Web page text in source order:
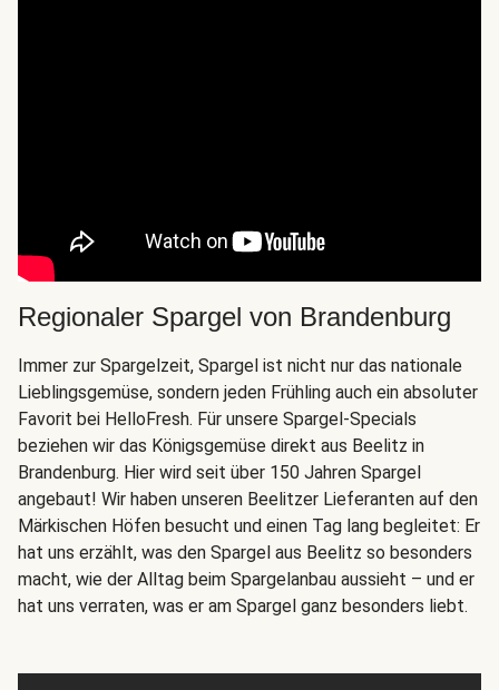
Regionaler Spargel von Brandenburg
Immer zur Spargelzeit, Spargel ist nicht nur das nationale
Lieblingsgemüse, sondern jeden Frühling auch ein absoluter
Favorit bei HelloFresh. Für unsere Spargel-Specials
beziehen wir das Königsgemüse direkt aus Beelitz in
Brandenburg. Hier wird seit über 150 Jahren Spargel
angebaut! Wir haben unseren Beelitzer Lieferanten auf den
Märkischen Höfen besucht und einen Tag lang begleitet: Er
hat uns erzählt, was den Spargel aus Beelitz so besonders
macht, wie der Alltag beim Spargelanbau aussieht – und er
hat uns verraten, was er am Spargel ganz besonders liebt.